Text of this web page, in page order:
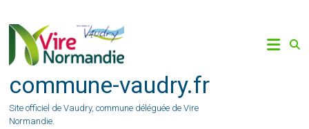
content
commune-vaudry.fr
Site officiel de Vaudry, commune déléguée de Vire
Normandie.